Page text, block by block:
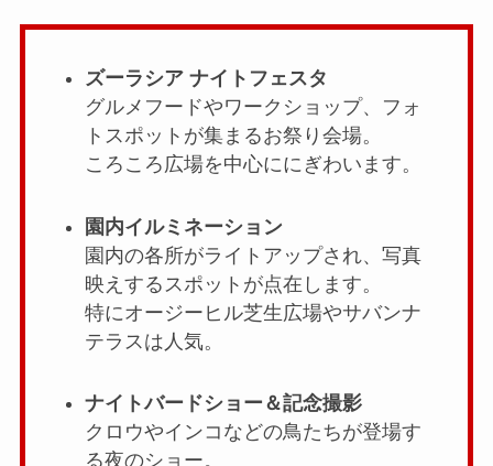
ズーラシア ナイトフェスタ
グルメフードやワークショップ、フォ
トスポットが集まるお祭り会場。
ころころ広場を中心ににぎわいます。
園内イルミネーション
園内の各所がライトアップされ、写真
映えするスポットが点在します。
特にオージーヒル芝生広場やサバンナ
テラスは人気。
ナイトバードショー＆記念撮影
クロウやインコなどの鳥たちが登場す
る夜のショー。